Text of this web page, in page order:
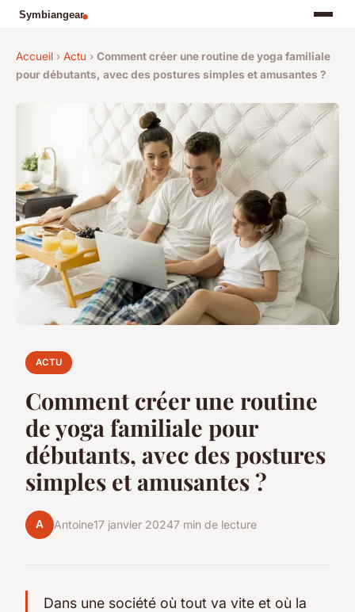
Accueil › Actu › Comment créer une routine de yoga familiale
pour débutants, avec des postures simples et amusantes ?
ACTU
Comment créer une routine
de yoga familiale pour
débutants, avec des postures
simples et amusantes ?
A Antoine17 janvier 20247 min de lecture
Dans une société où tout va vite et où la